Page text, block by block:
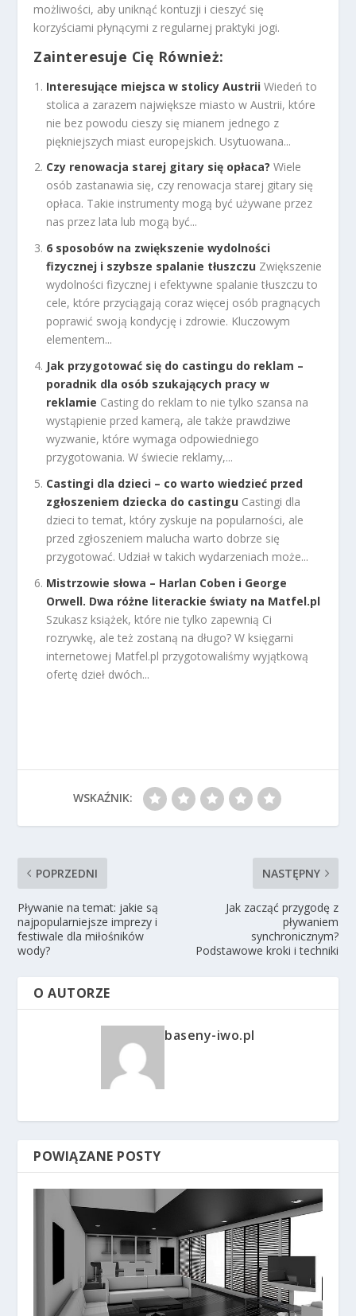
możliwości, aby uniknąć kontuzji i cieszyć się
korzyściami płynącymi z regularnej praktyki jogi.
Zainteresuje Cię Również:
Interesujące miejsca w stolicy Austrii Wiedeń to
stolica a zarazem największe miasto w Austrii, które
nie bez powodu cieszy się mianem jednego z
piękniejszych miast europejskich. Usytuowana...
Czy renowacja starej gitary się opłaca? Wiele
osób zastanawia się, czy renowacja starej gitary się
opłaca. Takie instrumenty mogą być używane przez
nas przez lata lub mogą być...
6 sposobów na zwiększenie wydolności
fizycznej i szybsze spalanie tłuszczu Zwiększenie
wydolności fizycznej i efektywne spalanie tłuszczu to
cele, które przyciągają coraz więcej osób pragnących
poprawić swoją kondycję i zdrowie. Kluczowym
elementem...
Jak przygotować się do castingu do reklam –
poradnik dla osób szukających pracy w
reklamie Casting do reklam to nie tylko szansa na
wystąpienie przed kamerą, ale także prawdziwe
wyzwanie, które wymaga odpowiedniego
przygotowania. W świecie reklamy,...
Castingi dla dzieci – co warto wiedzieć przed
zgłoszeniem dziecka do castingu Castingi dla
dzieci to temat, który zyskuje na popularności, ale
przed zgłoszeniem malucha warto dobrze się
przygotować. Udział w takich wydarzeniach może...
Mistrzowie słowa – Harlan Coben i George
Orwell. Dwa różne literackie światy na Matfel.pl
Szukasz książek, które nie tylko zapewnią Ci
rozrywkę, ale też zostaną na długo? W księgarni
internetowej Matfel.pl przygotowaliśmy wyjątkową
ofertę dzieł dwóch...
WSKAŹNIK:
POPRZEDNI
Pływanie na temat: jakie są
najpopularniejsze imprezy i
festiwale dla miłośników
wody?
NASTĘPNY
Jak zacząć przygodę z
pływaniem
synchronicznym?
Podstawowe kroki i techniki
O AUTORZE
baseny-iwo.pl
POWIĄZANE POSTY